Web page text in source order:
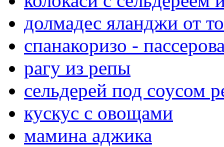
долмадес яланджи от
спанакоризо -
рагу из репы
сельдерей под соусом
кускус с овощами
мамина аджика